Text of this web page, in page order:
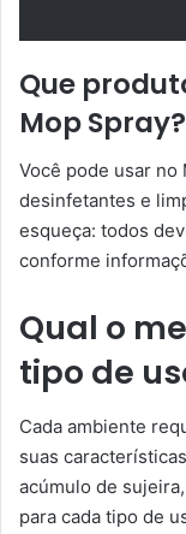
Que
Mop Spray?
Você pode usar no
desinfetantes e
esqueça: todos
conforme
Qual o
tipo de
Cada ambiente
suas
acúmulo de
para cada tipo de